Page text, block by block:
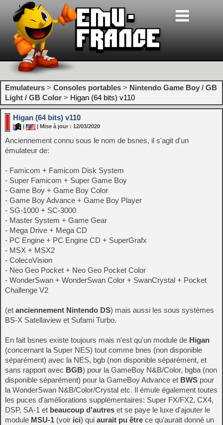
Emulateurs > Consoles portables > Nintendo Game Boy / GB
Light / GB Color > Higan (64 bits) v110
Higan (64 bits) v110
| Mise à jour : 12/03/2020
Anciennement connu sous le nom de bsnes, il s'agit d'un
émulateur de:
- Famicom + Famicom Disk System
- Super Famicom + Super Game Boy
- Game Boy + Game Boy Color
- Game Boy Advance + Game Boy Player
- SG-1000 + SC-3000
- Master System + Game Gear
- Mega Drive + Mega CD
- PC Engine + PC Engine CD + SuperGrafx
- MSX + MSX2
- ColecoVision
- Neo Geo Pocket + Neo Geo Pocket Color
- WonderSwan + WonderSwan Color + SwanCrystal + Pocket
Challenge V2
(et anciennement Nintendo DS) mais aussi les sous systèmes
BS-X Satellaview et Sufami Turbo.
En fait bsnes existe toujours mais n'est qu'un module de Higan
(concernant la Super NES) tout comme bnes (non disponible
séparément) avec la NES, bgb (non disponible séparément, et
sans rapport avec BGB) pour la GameBoy N&B/Color, bgba (non
disponible séparément) pour la GameBoy Advance et BWS pour
la WonderSwan N&B/Color/Crystal etc. Il émule également toutes
les puces d'améliorations supplémentaires: Super FX/FX2, CX4,
DSP, SA-1 et beaucoup d'autres et se paye le luxe d'ajouter le
module MSU-1 (voir ici) qui aurait pu être ce qu'aurait donné un